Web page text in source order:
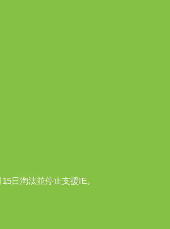
日淘汰並停止支援IE。